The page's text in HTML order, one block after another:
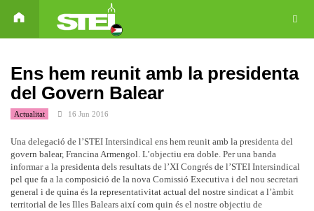
Ens hem reunit amb la presidenta
del Govern Balear
Actualitat 16 Jun 2016
Una delegació de l’STEI Intersindical ens hem reunit amb la presidenta del
govern balear, Francina Armengol. L’objectiu era doble. Per una banda
informar a la presidenta dels resultats de l’XI Congrés de l’STEI Intersindical
pel que fa a la composició de la nova Comissió Executiva i del nou secretari
general i de quina és la representativitat actual del nostre sindicat a l’àmbit
territorial de les Illes Balears així com quin és el nostre objectiu de